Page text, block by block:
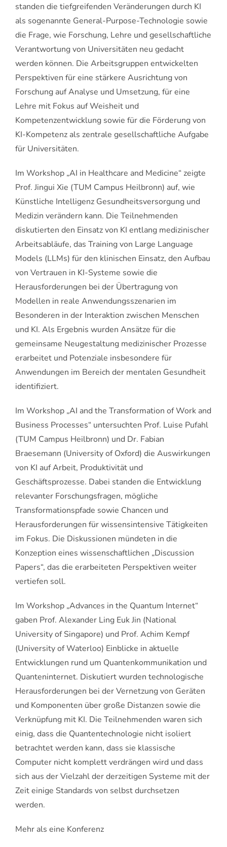
standen die tiefgreifenden Veränderungen durch KI
als sogenannte General-Purpose-Technologie sowie
die Frage, wie Forschung, Lehre und gesellschaftliche
Verantwortung von Universitäten neu gedacht
werden können. Die Arbeitsgruppen entwickelten
Perspektiven für eine stärkere Ausrichtung von
Forschung auf Analyse und Umsetzung, für eine
Lehre mit Fokus auf Weisheit und
Kompetenzentwicklung sowie für die Förderung von
KI-Kompetenz als zentrale gesellschaftliche Aufgabe
für Universitäten.
Im Workshop „AI in Healthcare and Medicine“ zeigte
Prof. Jingui Xie (TUM Campus Heilbronn) auf, wie
Künstliche Intelligenz Gesundheitsversorgung und
Medizin verändern kann. Die Teilnehmenden
diskutierten den Einsatz von KI entlang medizinischer
Arbeitsabläufe, das Training von Large Language
Models (LLMs) für den klinischen Einsatz, den Aufbau
von Vertrauen in KI-Systeme sowie die
Herausforderungen bei der Übertragung von
Modellen in reale Anwendungsszenarien im
Besonderen in der Interaktion zwischen Menschen
und KI. Als Ergebnis wurden Ansätze für die
gemeinsame Neugestaltung medizinischer Prozesse
erarbeitet und Potenziale insbesondere für
Anwendungen im Bereich der mentalen Gesundheit
identifiziert.
Im Workshop „AI and the Transformation of Work and
Business Processes“ untersuchten Prof. Luise Pufahl
(TUM Campus Heilbronn) und Dr. Fabian
Braesemann (University of Oxford) die Auswirkungen
von KI auf Arbeit, Produktivität und
Geschäftsprozesse. Dabei standen die Entwicklung
relevanter Forschungsfragen, mögliche
Transformationspfade sowie Chancen und
Herausforderungen für wissensintensive Tätigkeiten
im Fokus. Die Diskussionen mündeten in die
Konzeption eines wissenschaftlichen „Discussion
Papers“, das die erarbeiteten Perspektiven weiter
vertiefen soll.
Im Workshop „Advances in the Quantum Internet“
gaben Prof. Alexander Ling Euk Jin (National
University of Singapore) und Prof. Achim Kempf
(University of Waterloo) Einblicke in aktuelle
Entwicklungen rund um Quantenkommunikation und
Quanteninternet. Diskutiert wurden technologische
Herausforderungen bei der Vernetzung von Geräten
und Komponenten über große Distanzen sowie die
Verknüpfung mit KI. Die Teilnehmenden waren sich
einig, dass die Quantentechnologie nicht isoliert
betrachtet werden kann, dass sie klassische
Computer nicht komplett verdrängen wird und dass
sich aus der Vielzahl der derzeitigen Systeme mit der
Zeit einige Standards von selbst durchsetzen
werden.
Mehr als eine Konferenz